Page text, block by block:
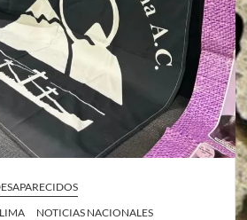
NOTICIAS NACIONALES